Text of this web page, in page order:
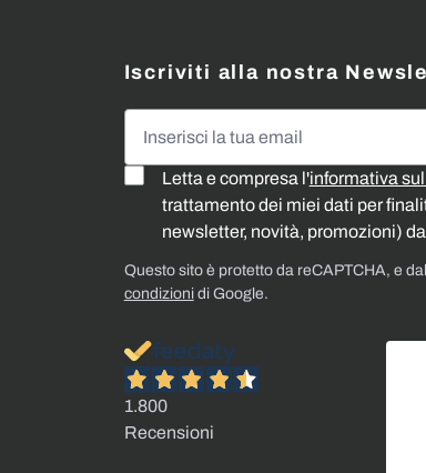
Iscriviti alla nostra
Letta e compresa l'informativa
trattamento dei miei dati per
newsletter, novità, promozioni)
Questo sito è protetto da reCAPTCHA, e
condizionidi Google.
1.800
Recensioni